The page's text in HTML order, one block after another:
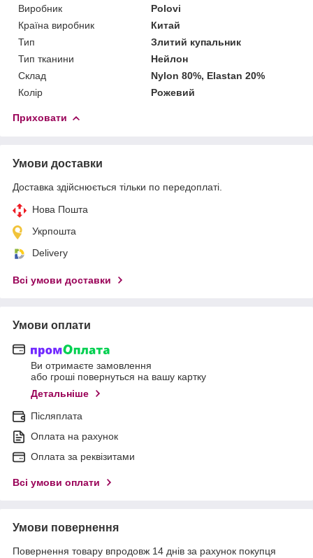
Виробник
Polovi
Країна виробник
Китай
Тип
Злитий купальник
Тип тканини
Нейлон
Склад
Nylon 80%, Elastan 20%
Колір
Рожевий
Приховати
Умови доставки
Доставка здійснюється тільки по передоплаті.
Нова Пошта
Укрпошта
Delivery
Всі умови доставки
Умови оплати
Ви отримаєте замовлення
або гроші повернуться на вашу картку
Детальніше
Післяплата
Оплата на рахунок
Оплата за реквізитами
Всі умови оплати
Умови повернення
Повернення товару впродовж 14 днів за рахунок покупця